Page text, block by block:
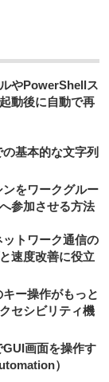
やPowerShellス
動後に自動で再
基本的な文字列
をワークグルー
参加させる方法
トワーク通信の
速度改善に役立
ー操作がもっと
セシビリティ機
画面を操作す
）